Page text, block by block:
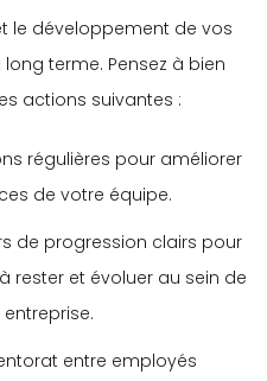
le développement de vos
terme. Pensez à bien
actions suivantes :
régulières pour améliorer
de votre équipe.
de progression clairs pour
rester et évoluer au sein de
entre employés